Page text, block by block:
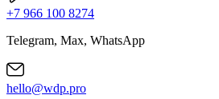
+7 966 100 8274
Telegram, Max, WhatsApp
hello@wdp.pro